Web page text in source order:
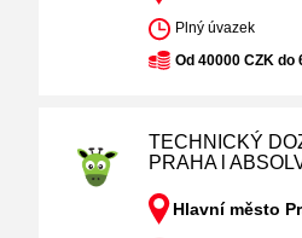
Plný úvazek
Od 40000 CZK do
TECHNICKÝ
PRAHA l
Hlavní město